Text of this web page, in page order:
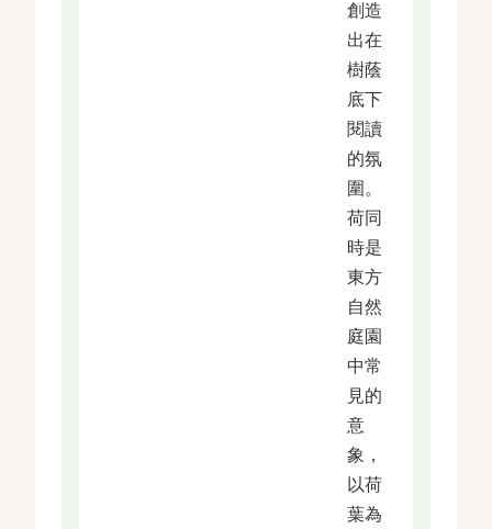
創造
出在
樹蔭
底下
閱讀
的氛
圍。
荷同
時是
東方
自然
庭園
中常
見的
意
象，
以荷
葉為